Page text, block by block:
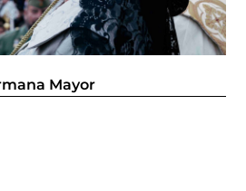
Mayor